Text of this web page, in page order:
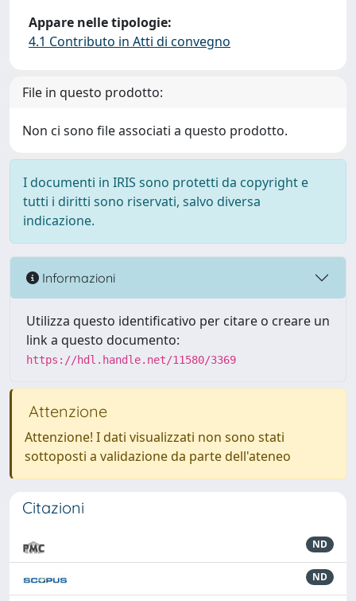
Appare nelle tipologie:
4.1 Contributo in Atti di convegno
File in questo prodotto:
Non ci sono file associati a questo prodotto.
I documenti in IRIS sono protetti da copyright e
tutti i diritti sono riservati, salvo diversa
indicazione.
Informazioni
Utilizza questo identificativo per citare o creare un
link a questo documento:
https://hdl.handle.net/11580/3369
Attenzione
Attenzione! I dati visualizzati non sono stati
sottoposti a validazione da parte dell'ateneo
Citazioni
ND
ND